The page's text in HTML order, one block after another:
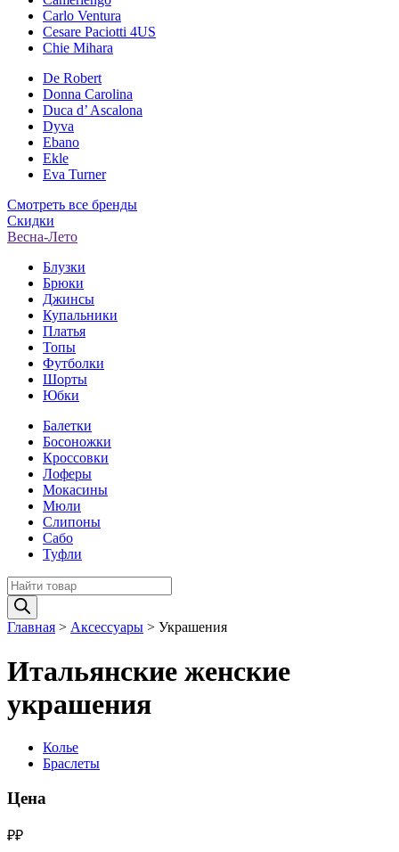
Carlo Ventura
Cesare Paciotti 4US
Chie Mihara
De Robert
Donna Carolina
Duca d’ Ascalona
Dyva
Ebano
Ekle
Eva Turner
Смотреть все бренды
Скидки
Весна-Лето
Блузки
Брюки
Джинсы
Купальники
Платья
Топы
Футболки
Шорты
Юбки
Балетки
Босоножки
Кроссовки
Лоферы
Мокасины
Мюли
Слипоны
Сабо
Туфли
Поиск
товаров
Главная > Аксессуары > Украшения
Итальянские женские
украшения
Колье
Браслеты
Цена
₽₽